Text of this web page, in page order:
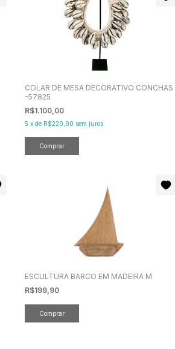
COLAR DE MESA DECORATIVO CONCHAS
-57825
R$1.100,00
5 x de R$220,00 sem juros
ESCULTURA BARCO EM MADEIRA M
R$199,90